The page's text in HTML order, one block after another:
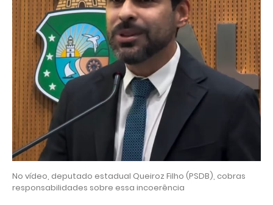
No vídeo, deputado estadual Queiroz Filho (PSDB), cobras
responsabilidades sobre essa incoerência